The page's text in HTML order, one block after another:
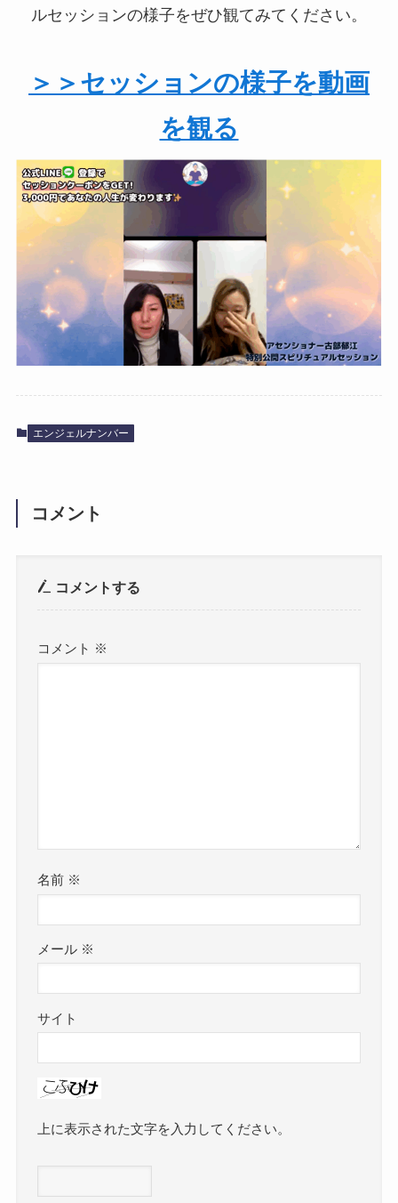
ルセッションの様子をぜひ観てみてください。
＞＞セッションの様子を動画
を観る
エンジェルナンバー
コメント
コメントする
コメント ※
名前 ※
メール ※
サイト
上に表示された文字を入力してください。